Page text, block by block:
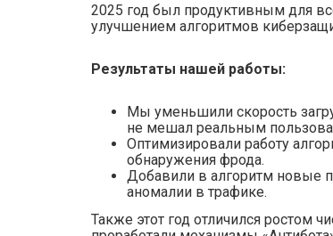
2025 год был продуктивным для
улучшением алгоритмов
Результаты нашей работы:
Мы уменьшили скорость
не мешал реальным
Оптимизировали работу
обнаружения фрода.
Добавили в алгоритм новые
аномалии в трафике.
Также этот год отличился ростом